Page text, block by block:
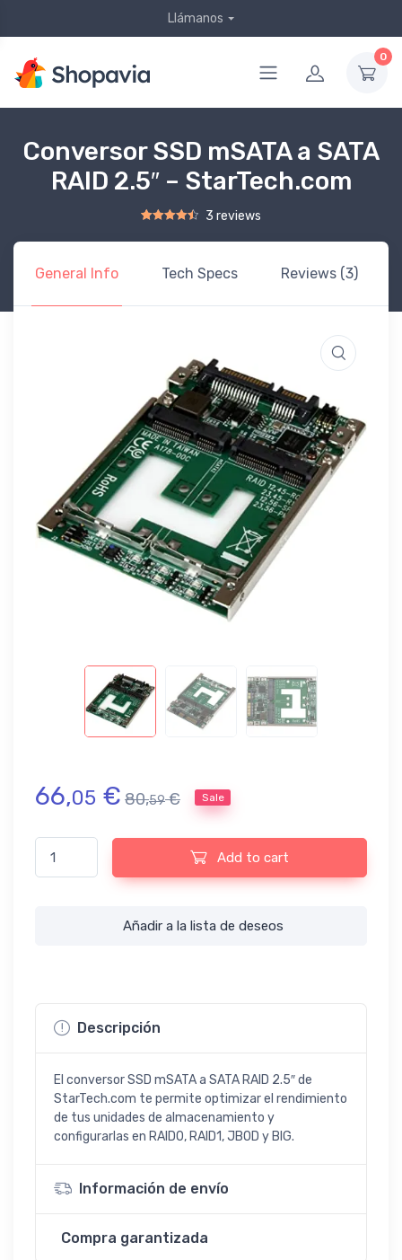
Llámanos
0
Conversor SSD mSATA a SATA
RAID 2.5″ – StarTech.com
Rated4.50out of 5 based on
2 customer ratings
3 reviews
General Info Tech Specs Reviews (3)
66,05 € 80,59 € Sale
Conversor SSD mSATA a SATA RAID 2.5" - StarTech.com
Add to cart
Añadir a la lista de deseos
Descripción
El conversor SSD mSATA a SATA RAID 2.5″ de
StarTech.com te permite optimizar el rendimiento
de tus unidades de almacenamiento y
configurarlas en RAID0, RAID1, JBOD y BIG.
Información de envío
Compra garantizada